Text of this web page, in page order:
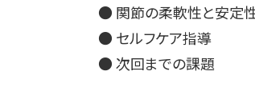
● 関節の柔軟性と安定
● セルフケア指導
● 次回までの課題